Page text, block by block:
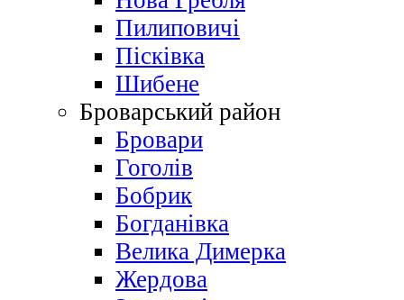
Пилиповичі
Пісківка
Шибене
Броварський район
Бровари
Гоголів
Бобрик
Богданівка
Велика Димерка
Жердова